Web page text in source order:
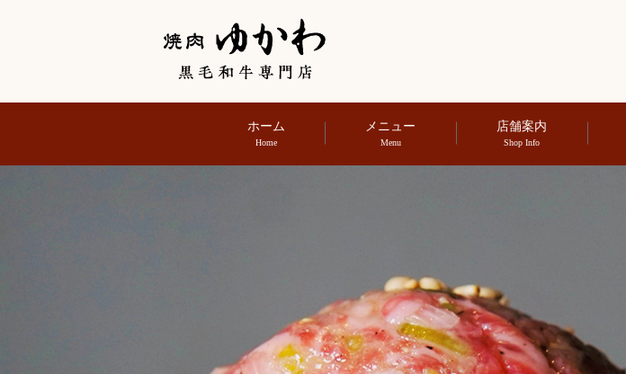
ホーム
Home
メニュー
Menu
店舗案内
Shop Info